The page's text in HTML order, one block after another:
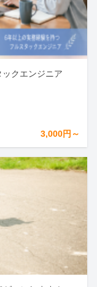
クエンジニア
3,000円～